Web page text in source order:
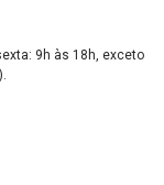
9h às 18h, exceto